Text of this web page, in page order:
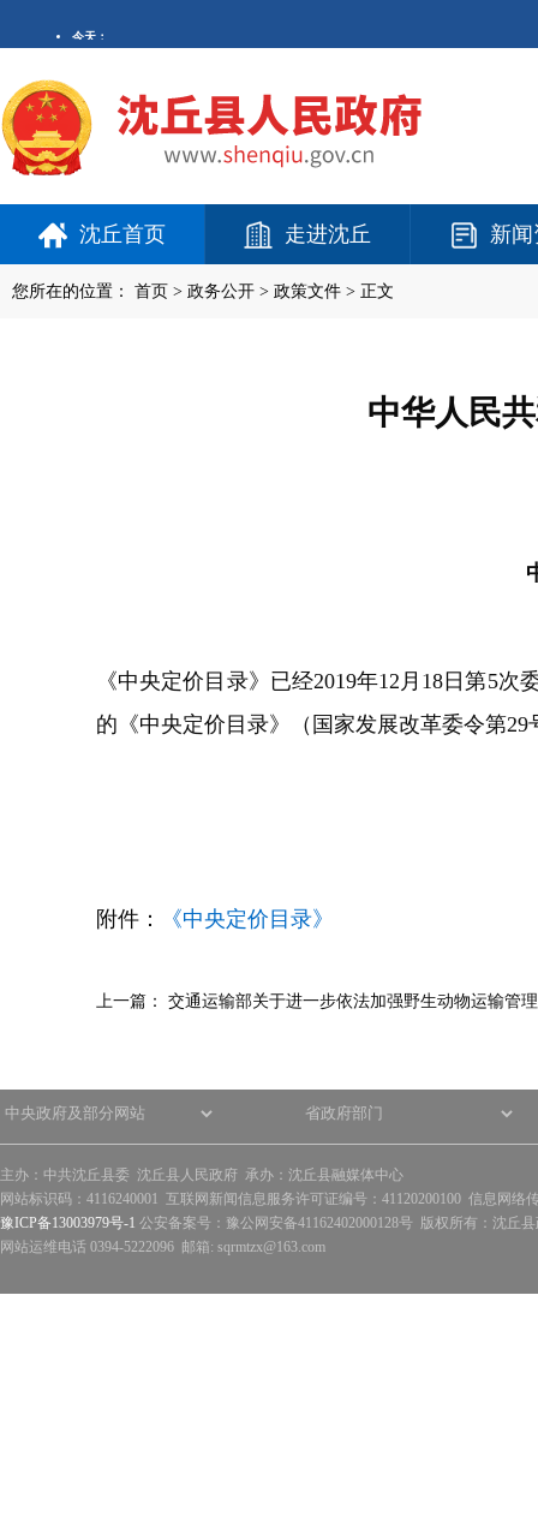
沈丘首页 走进沈丘 新
您所在的位置： 首页 > 政务公开 > 政策文件 > 正文
中华人民
《中央定价目录》已经2019年12月18日第5
的《中央定价目录》（国家发展改革委令第29
附件： 《中央定价目录》
上一篇： 交通运输部关于进一步依法加强野生动物运输管
主办：中共沈丘县委 沈丘县人民政府 承办：沈丘县融媒体中心
网站标识码：4116240001 互联网新闻信息服务许可证编号：41120200100 信息网络
豫ICP备13003979号-1 公安备案号：豫公网安备41162402000128号 版权所有：沈丘
网站运维电话 0394-5222096 邮箱: sqrmtzx@163.com